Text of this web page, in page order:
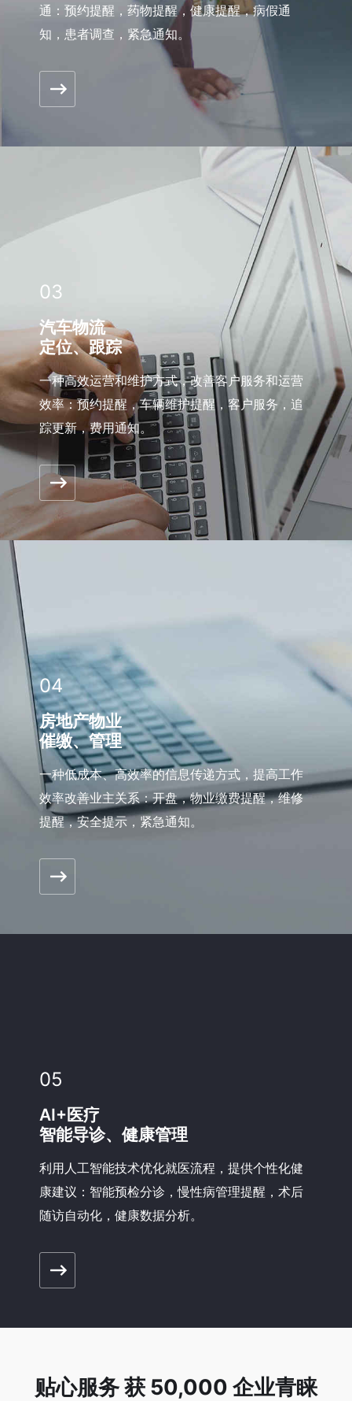
通：预约提醒，药物提醒，健康提醒，病假通
知，患者调查，紧急通知。
03
汽车物流
定位、跟踪
一种高效运营和维护方式，改善客户服务和运营
效率：预约提醒，车辆维护提醒，客户服务，追
踪更新，费用通知。
04
房地产物业
催缴、管理
一种低成本、高效率的信息传递方式，提高工作
效率改善业主关系：开盘，物业缴费提醒，维修
提醒，安全提示，紧急通知。
05
AI+医疗
智能导诊、健康管理
利用人工智能技术优化就医流程，提供个性化健
康建议：智能预检分诊，慢性病管理提醒，术后
随访自动化，健康数据分析。
贴心服务 获 50,000 企业青睐